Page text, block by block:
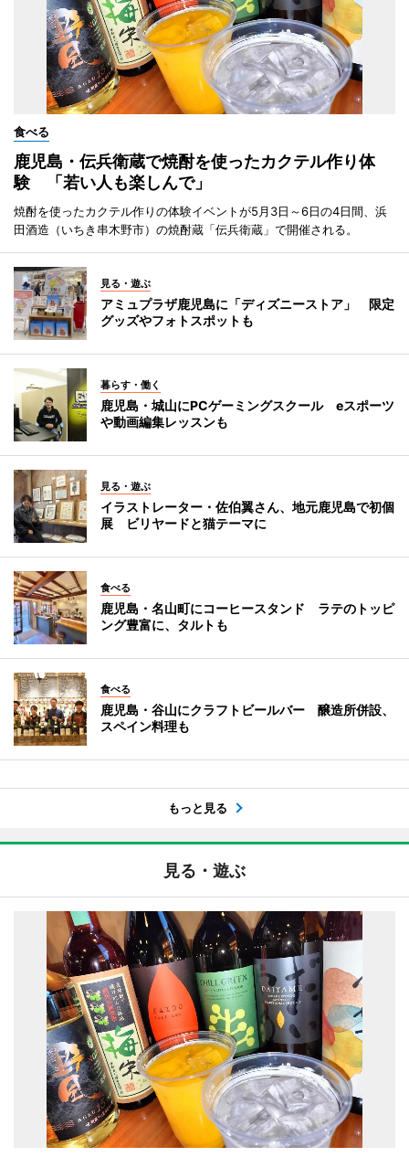
食べる
鹿児島・伝兵衛蔵で焼酎を使ったカクテル作り体
験 「若い人も楽しんで」
焼酎を使ったカクテル作りの体験イベントが5月3日～6日の4日間、浜
田酒造（いちき串木野市）の焼酎蔵「伝兵衛蔵」で開催される。
見る・遊ぶ
アミュプラザ鹿児島に「ディズニーストア」 限定
グッズやフォトスポットも
暮らす・働く
鹿児島・城山にPCゲーミングスクール eスポーツ
や動画編集レッスンも
見る・遊ぶ
イラストレーター・佐伯翼さん、地元鹿児島で初個
展 ビリヤードと猫テーマに
食べる
鹿児島・名山町にコーヒースタンド ラテのトッピ
ング豊富に、タルトも
食べる
鹿児島・谷山にクラフトビールバー 醸造所併設、
スペイン料理も
もっと見る
見る・遊ぶ